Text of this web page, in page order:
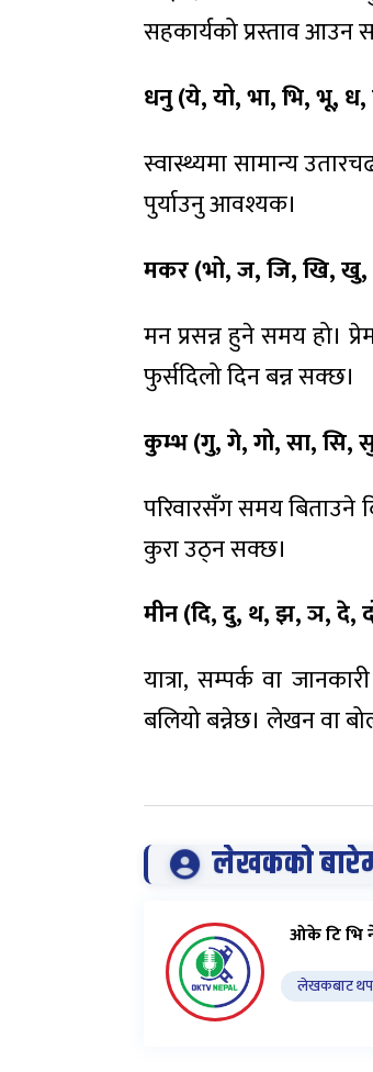
सहकार्यको प्रस्ताव आउन
धनु (ये,यो,भा,भि,भू,ध,
स्वास्थ्यमा सामान्य
पुर्याउनु आवश्यक।
मकर (भो,ज,जि,खि,खु,
मन प्रसन्न हुने समय हो।
फुर्सदिलो दिन बन्न सक्छ।
कुम्भ (गु,गे,गो,सा,सि,
परिवारसँग समय बिताउने
कुरा उठ्न सक्छ।
मीन (दि,दु,थ,झ,ञ,दे,
यात्रा, सम्पर्क वा
बलियो बन्नेछ। लेखन वा
लेखकको
ओके टि भि
लेखकबाट थप